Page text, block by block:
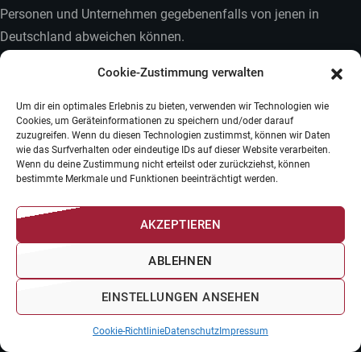
Cookie-Zustimmung verwalten
Um dir ein optimales Erlebnis zu bieten, verwenden wir Technologien wie
Cookies, um Geräteinformationen zu speichern und/oder darauf
zuzugreifen. Wenn du diesen Technologien zustimmst, können wir Daten
wie das Surfverhalten oder eindeutige IDs auf dieser Website verarbeiten.
Wenn du deine Zustimmung nicht erteilst oder zurückziehst, können
bestimmte Merkmale und Funktionen beeinträchtigt werden.
AKZEPTIEREN
ABLEHNEN
EINSTELLUNGEN ANSEHEN
Cookie-RichtlinieDatenschutz Impressum
Personen und Unternehmen gegebenenfalls von jenen in
Deutschland abweichen können.
Eine Offenlegung und Übermittlung Ihrer Daten an Dritte erfolgt
darüber hinaus, soweit wir kraft Gesetzes oder aufgrund eines
rechtskräftig abgeschlossenen gerichtlichen Verfahrens hierzu
verpflichtet sind.
Daten, die Sie uns bereitgestellt haben, in einem strukturierten,
gängigen und maschinenlesbaren Format zu erhalten.
Außerdem haben Sie das Recht diese Daten einem anderen
Verantwortlichen ohne Behinderung durch den
Verantwortlichen, dem die personenbezogenen Daten
bereitgestellt wurden, zu übermitteln.